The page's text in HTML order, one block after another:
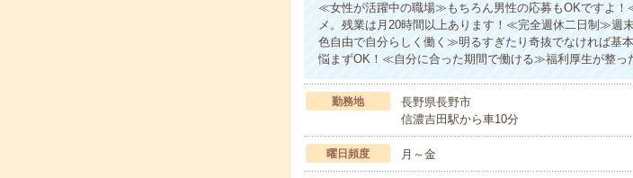
≪女性が活躍中の職場≫もちろん男性の応募もOKですよ
メ。残業は月20時間以上あります！≪完全週休二日制≫週
色自由で自分らしく働く≫明るすぎたり奇抜でなければ基
悩まずOK！≪自分に合った期間で働ける≫福利厚生が整っ
勤務地
長野県長野市
信濃吉田駅から車10分
曜日頻度 月～金